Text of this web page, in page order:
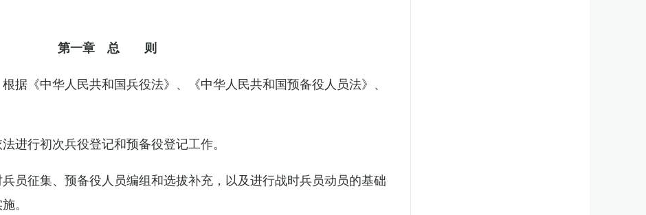
第一章 总 则
据《中华人民共和国兵役法》、《中华人民共和国预备役人员法》、
进行初次兵役登记和预备役登记工作。
员征集、预备役人员编组和选拔补充，以及进行战时兵员动员的基础
。